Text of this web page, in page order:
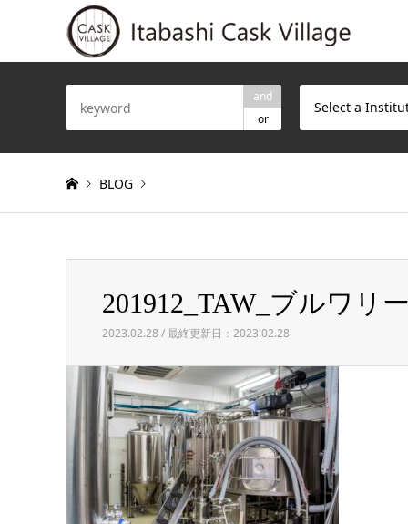
and
or
Select a
BLOG
201912_TAW_ブルワリー (3 – 49)
201912_TAW_ブルワリ
2023.02.28 / 最終更新日：2023.02.28